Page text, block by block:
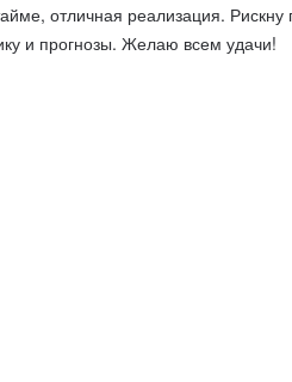
отличная реализация. Рискну
и прогнозы. Желаю всем удачи!